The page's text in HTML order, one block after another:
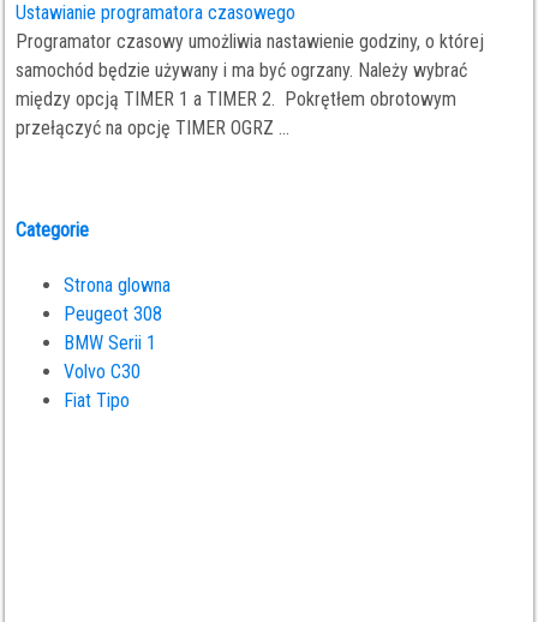
Ustawianie programatora czasowego
Programator czasowy umożliwia nastawienie godziny, o której
samochód będzie używany i ma być ogrzany. Należy wybrać
między opcją TIMER 1 a TIMER 2. Pokrętłem obrotowym
przełączyć na opcję TIMER OGRZ ...
Categorie
Strona glowna
Peugeot 308
BMW Serii 1
Volvo C30
Fiat Tipo